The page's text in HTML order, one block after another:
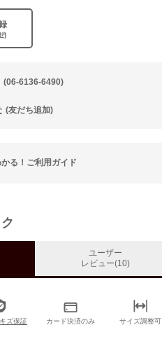
)
(06-6136-6490)
(友だち追加)
る！ご利用ガイド
ユーザー
レビュー(10)
ズ保証 カード決済のみ サイズ調整可